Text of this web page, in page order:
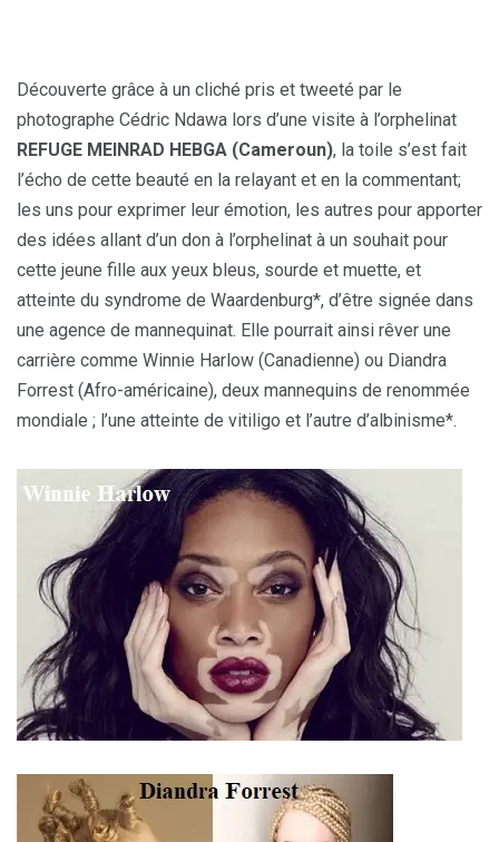
Découverte grâce à un cliché pris et tweeté par le
photographe Cédric Ndawa lors d’une visite à l’orphelinat
REFUGE MEINRAD HEBGA (Cameroun), la toile s’est fait
l’écho de cette beauté en la relayant et en la commentant;
les uns pour exprimer leur émotion, les autres pour apporter
des idées allant d’un don à l’orphelinat à un souhait pour
cette jeune fille aux yeux bleus, sourde et muette, et
atteinte du syndrome de Waardenburg*, d’être signée dans
une agence de mannequinat. Elle pourrait ainsi rêver une
carrière comme Winnie Harlow (Canadienne) ou Diandra
Forrest (Afro-américaine), deux mannequins de renommée
mondiale ; l’une atteinte de vitiligo et l’autre d’albinisme*.